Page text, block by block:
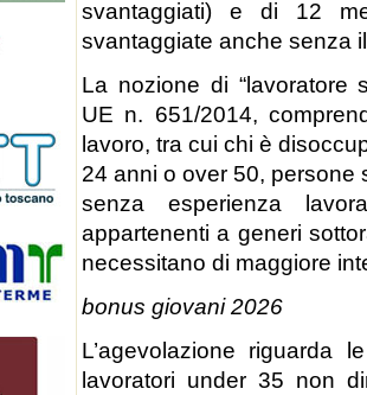
svantaggiati) e di 12
svantaggiate anche senza
La nozione di “lavoratore
UE n. 651/2014,
lavoro, tra cui chi è
24 anni o over 50, persone
senza esperienza
appartenenti a generi
necessitano di maggiore
bonus giovani 2026
L’agevolazione riguarda
lavoratori under 35 non